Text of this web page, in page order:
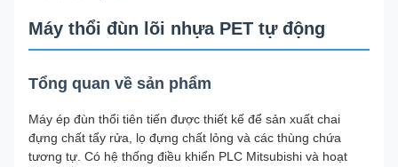
Máy thổi đùn lõi nhựa PET tự động
Tổng quan về sản phẩm
Máy ép đùn thổi tiên tiến được thiết kế để sản xuất chai
đựng chất tẩy rửa, lọ đựng chất lỏng và các thùng chứa
tương tự. Có hệ thống điều khiển PLC Mitsubishi và hoạt